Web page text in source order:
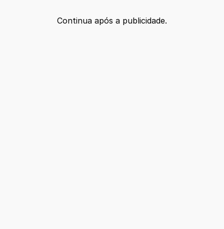
Continua após a publicidade.